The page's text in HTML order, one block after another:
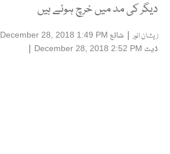
دیگر کی مد میں خرچ ہوئے ہیں
زیشان انور| شائع December 28, 2018 1:49 PM
ڈیٹ December 28, 2018 2:52 PM
|